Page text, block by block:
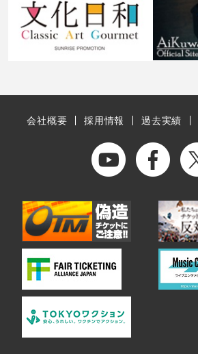
会社概要 採用情報 過去実績